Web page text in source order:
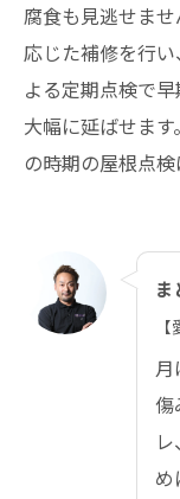
腐食も見逃せま
応じた補修を行
よる定期点検で
大幅に延ばせま
の時期の屋根点検
ま
傷